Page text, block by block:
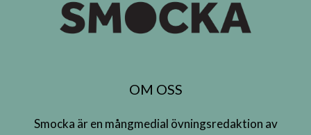
OM OSS
Smocka är en mångmedial övningsredaktion av